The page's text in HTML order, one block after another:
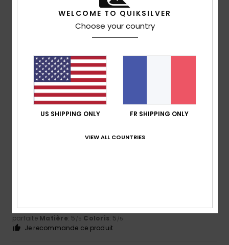
5/5
12 juillet 2026
Léger et bien conçu
Confort: 5/5 Rapport qualité / prix
parfaiteMatière: 5/5 Coloris
Je recommande ce produit
5/5
Confort: 5/5 Rapport qualité / prix: 5/5 Taille: Taille
parfaite Matière: 5 /5 Coloris: 5 /5
Je recommande ce produit
WELCOME TO QUIKSILVER
Choose your country
US SHIPPING ONLY FR SHIPPING ONLY
VIEW ALL COUNTRIES